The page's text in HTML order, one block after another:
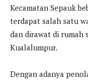
Kecamatan Sepauk
terdapat salah satu
dan dirawat di rumah
Kualalumpur.
Dengan adanya